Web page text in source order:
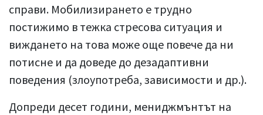
справи. Мобилизирането е трудно
постижимо в тежка стресова ситуация и
виждането на това може още повече да ни
потисне и да доведе до дезадаптивни
поведения (злоупотреба, зависимости и др.).
Допреди десет години, мениджмънтът на